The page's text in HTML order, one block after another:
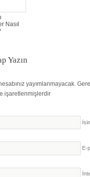
Nasıl
Yazın
yayımlanmayacak.
işaretlenmişlerdir
E-